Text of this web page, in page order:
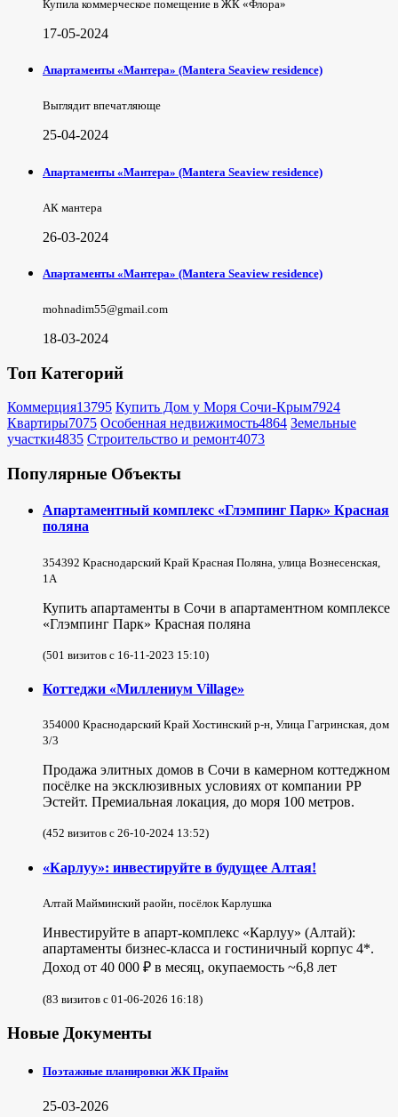
Купила коммерческое помещение в ЖК «Флора»
17-05-2024
Апартаменты «Мантера» (Mantera Seaview rеsidence)
Выглядит впечатляюще
25-04-2024
Апартаменты «Мантера» (Mantera Seaview rеsidence)
АК мантера
26-03-2024
Апартаменты «Мантера» (Mantera Seaview rеsidence)
mohnadim55@gmail.com
18-03-2024
Топ Категорий
Коммерция13795 Купить Дом у Моря Сочи-Крым7924
Квартиры7075 Особенная недвижимость4864 Земельные
участки4835 Строительство и ремонт4073
Популярные Объекты
Апартаментный комплекс «Глэмпинг Парк» Красная
поляна
354392 Краснодарский Край Красная Поляна, улица Вознесенская,
1А
Купить апартаменты в Сочи в апартаментном комплексе
«Глэмпинг Парк» Красная поляна
(501 визитов с 16-11-2023 15:10)
Коттеджи «Миллениум Village»
354000 Краснодарский Край Хостинский р-н, Улица Гагринская, дом
3/3
Продажа элитных домов в Сочи в камерном коттеджном
посёлке на эксклюзивных условиях от компании РР
Эстейт. Премиальная локация, до моря 100 метров.
(452 визитов с 26-10-2024 13:52)
«Карлуу»: инвестируйте в будущее Алтая!
Алтай Майминский раойн, посёлок Карлушка
Инвестируйте в апарт-комплекс «Карлуу» (Алтай):
апартаменты бизнес-класса и гостиничный корпус 4*.
Доход от 40 000 ₽ в месяц, окупаемость ~6,8 лет
(83 визитов с 01-06-2026 16:18)
Новые Документы
Поэтажные планировки ЖК Прайм
25-03-2026